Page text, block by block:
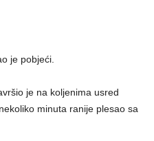
je pobjeći.
je na koljenima usred
minuta ranije plesao sa